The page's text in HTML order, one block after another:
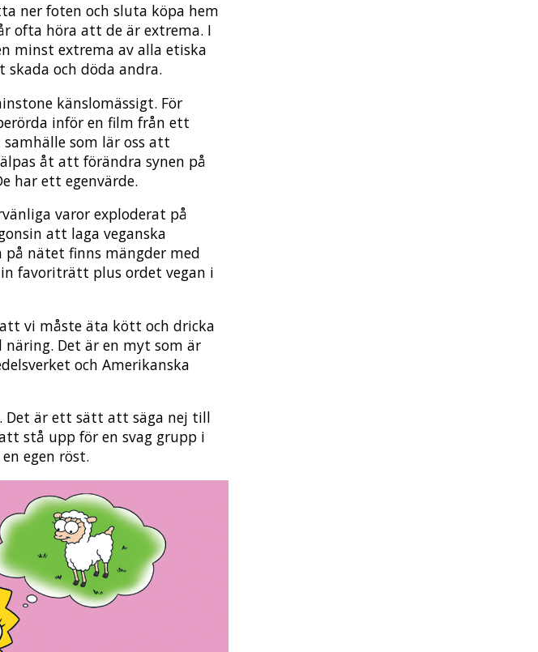
ner foten och sluta köpa hem
ofta höra att de är extrema. I
minst extrema av alla etiska
och döda andra.
känslomässigt. För
inför en film från ett
som lär oss att
åt att förändra synen på
har ett egenvärde.
varor exploderat på
att laga veganska
på nätet finns mängder med
favoriträtt plus ordet vegan i
vi måste äta kött och dricka
Det är en myt som är
och Amerikanska
Det är ett sätt att säga nej till
stå upp för en svag grupp i
egen röst.